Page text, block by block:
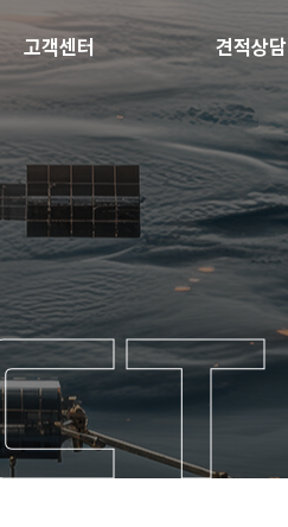
고객센터 견적상담